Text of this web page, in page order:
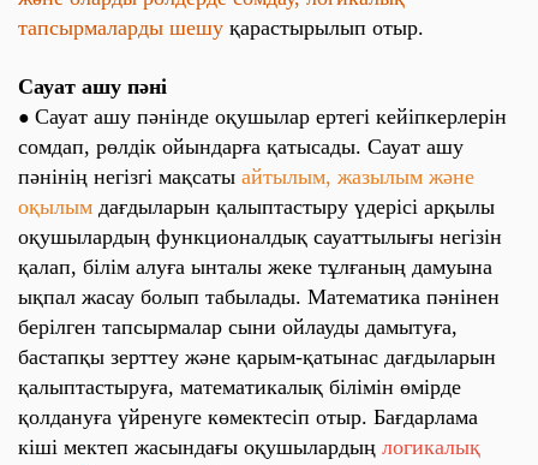
тапсырмаларды шешу қарастырылып отыр.
Сауат ашу пәні
● Сауат ашу пәнінде оқушылар ертегі кейіпкерлерін
сомдап, рөлдік ойындарға қатысады. Сауат ашу
пәнінің негізгі мақсаты айтылым, жазылым және
оқылым дағдыларын қалыптастыру үдерісі арқылы
оқушылардың функционалдық сауаттылығы негізін
қалап, білім алуға ынталы жеке тұлғаның дамуына
ықпал жасау болып табылады. Математика пәнінен
берілген тапсырмалар сыни ойлауды дамытуға,
бастапқы зерттеу және қарым-қатынас дағдыларын
қалыптастыруға, математикалық білімін өмірде
қолдануға үйренуге көмектесіп отыр. Бағдарлама
кіші мектеп жасындағы оқушылардың логикалық